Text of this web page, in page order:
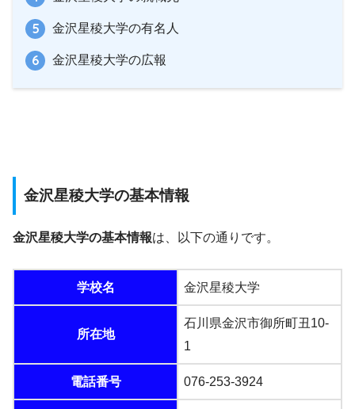
金沢星稜大学の有名人
金沢星稜大学の広報
金沢星稜大学の基本情報
金沢星稜大学の基本情報は、以下の通りです。
学校名 金沢星稜大学
所在地
石川県金沢市御所町丑10-
1
電話番号 076-253-3924